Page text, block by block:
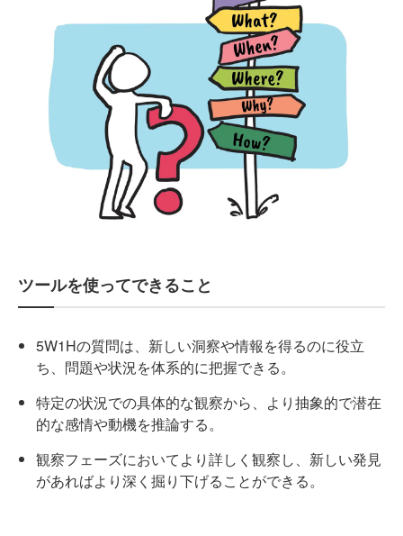
ツールを使ってできること
5W1Hの質問は、新しい洞察や情報を得るのに役立
ち、問題や状況を体系的に把握できる。
特定の状況での具体的な観察から、より抽象的で潜在
的な感情や動機を推論する。
観察フェーズにおいてより詳しく観察し、新しい発見
があればより深く掘り下げることができる。